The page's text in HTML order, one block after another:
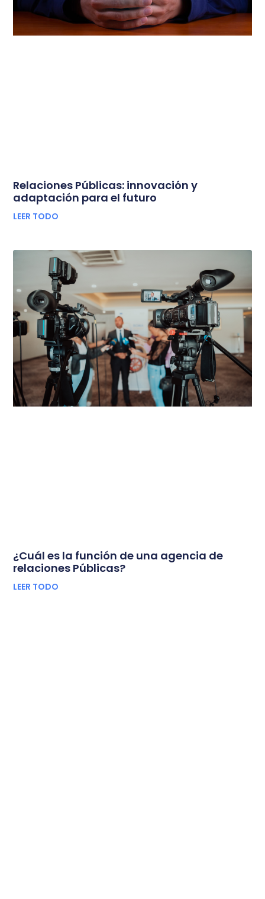
Relaciones Públicas: innovación y
adaptación para el futuro
LEER TODO
¿Cuál es la función de una agencia de
relaciones Públicas?
LEER TODO